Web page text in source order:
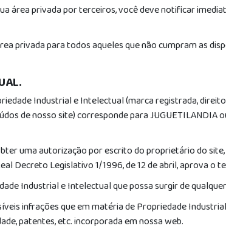
área privada por terceiros, você deve notificar
privada para todos aqueles que não cumpram as
Industrial e Intelectual (marca registrada,
de nosso site) corresponde para JUGUETILANDIA
uma autorização por escrito do proprietário do
Decreto Legislativo 1/1996, de 12 de abril, aprova
Industrial e Intelectual que possa surgir de
infrações que em matéria de Propriedade
patentes, etc. incorporada em nossa web.